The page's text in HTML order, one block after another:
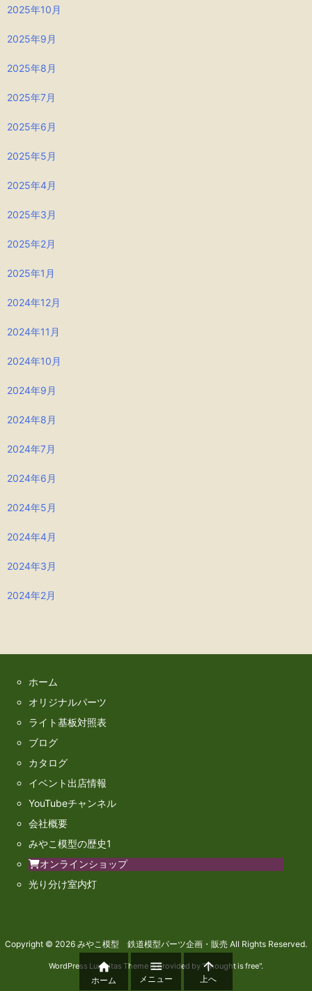
2025年10月
2025年9月
2025年8月
2025年7月
2025年6月
2025年5月
2025年4月
2025年3月
2025年2月
2025年1月
2024年12月
2024年11月
2024年10月
2024年9月
2024年8月
2024年7月
2024年6月
2024年5月
2024年4月
2024年3月
2024年2月
ホーム
オリジナルパーツ
ライト基板対照表
ブログ
カタログ
イベント出店情報
YouTubeチャンネル
会社概要
みやこ模型の歴史1
オンラインショップ
光り分け室内灯
Copyright © 2026 みやこ模型 鉄道模型パーツ企画・販売 All Rights Reserved.
WordPress Luxeritas Theme is provided by "Thought is free".

ホーム

メニュー

上へ